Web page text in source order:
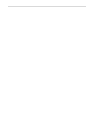
РОССИЯ СОЧИ